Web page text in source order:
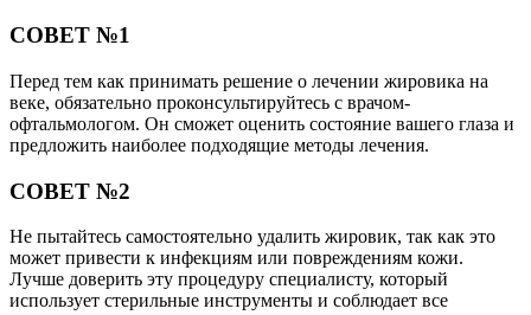
СОВЕТ №1
Перед тем как принимать решение о лечении жировика на
веке, обязательно проконсультируйтесь с врачом-
офтальмологом. Он сможет оценить состояние вашего глаза и
предложить наиболее подходящие методы лечения.
СОВЕТ №2
Не пытайтесь самостоятельно удалить жировик, так как это
может привести к инфекциям или повреждениям кожи.
Лучше доверить эту процедуру специалисту, который
использует стерильные инструменты и соблюдает все